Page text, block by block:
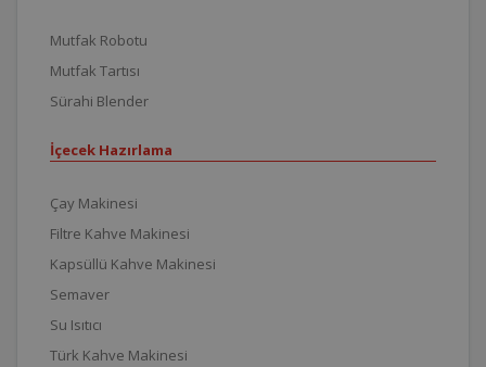
Mutfak Robotu
Mutfak Tartısı
Sürahi Blender
İçecek Hazırlama
Çay Makinesi
Filtre Kahve Makinesi
Kapsüllü Kahve Makinesi
Semaver
Su Isıtıcı
Türk Kahve Makinesi